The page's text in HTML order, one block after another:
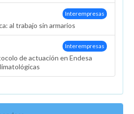
Interempresas
al trabajo sin armarios
Interempresas
de actuación en Endesa